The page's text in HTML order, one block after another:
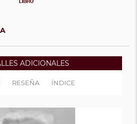
ADICIONALES
RESEÑA ÍNDICE